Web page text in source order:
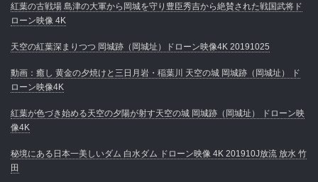
紅葉の古戦場 島津の大軍から岡城を守り豊臣秀吉から絶賛された戦国武将ド
ローン映像 4K
天空の紅葉深まりつつ 岡城跡（岡城址）ドローン映像4K 20191025
動画：癒し 黄金の夕焼けと三日月岩・稲葉川 天空の城 岡城跡（岡城址） ド
ローン映像4K
紅葉が色づき始める天空の夕陽が射す天空の城 岡城跡（岡城址） ドローン映
像4K
秘境にある日本一美しいダム 白水ダム ドローン映像 4K 201910J放流 放水 竹
田